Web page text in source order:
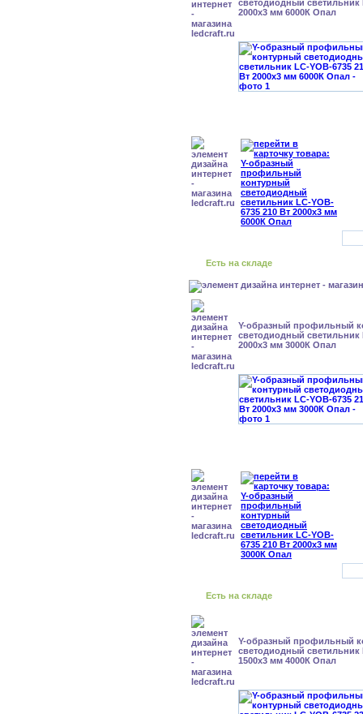
cветодиодный светильник
2000x3 мм 6000К Опал
Есть на складе
Y-образный профильный
cветодиодный светильник
2000x3 мм 3000К Опал
Есть на складе
Y-образный профильный
cветодиодный светильник
1500x3 мм 4000К Опал